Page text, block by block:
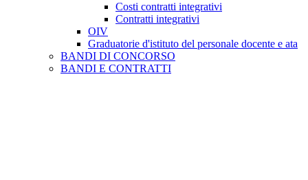
Costi contratti integrativi
Contratti integrativi
OIV
Graduatorie d'istituto del personale docente e ata
BANDI DI CONCORSO
BANDI E CONTRATTI